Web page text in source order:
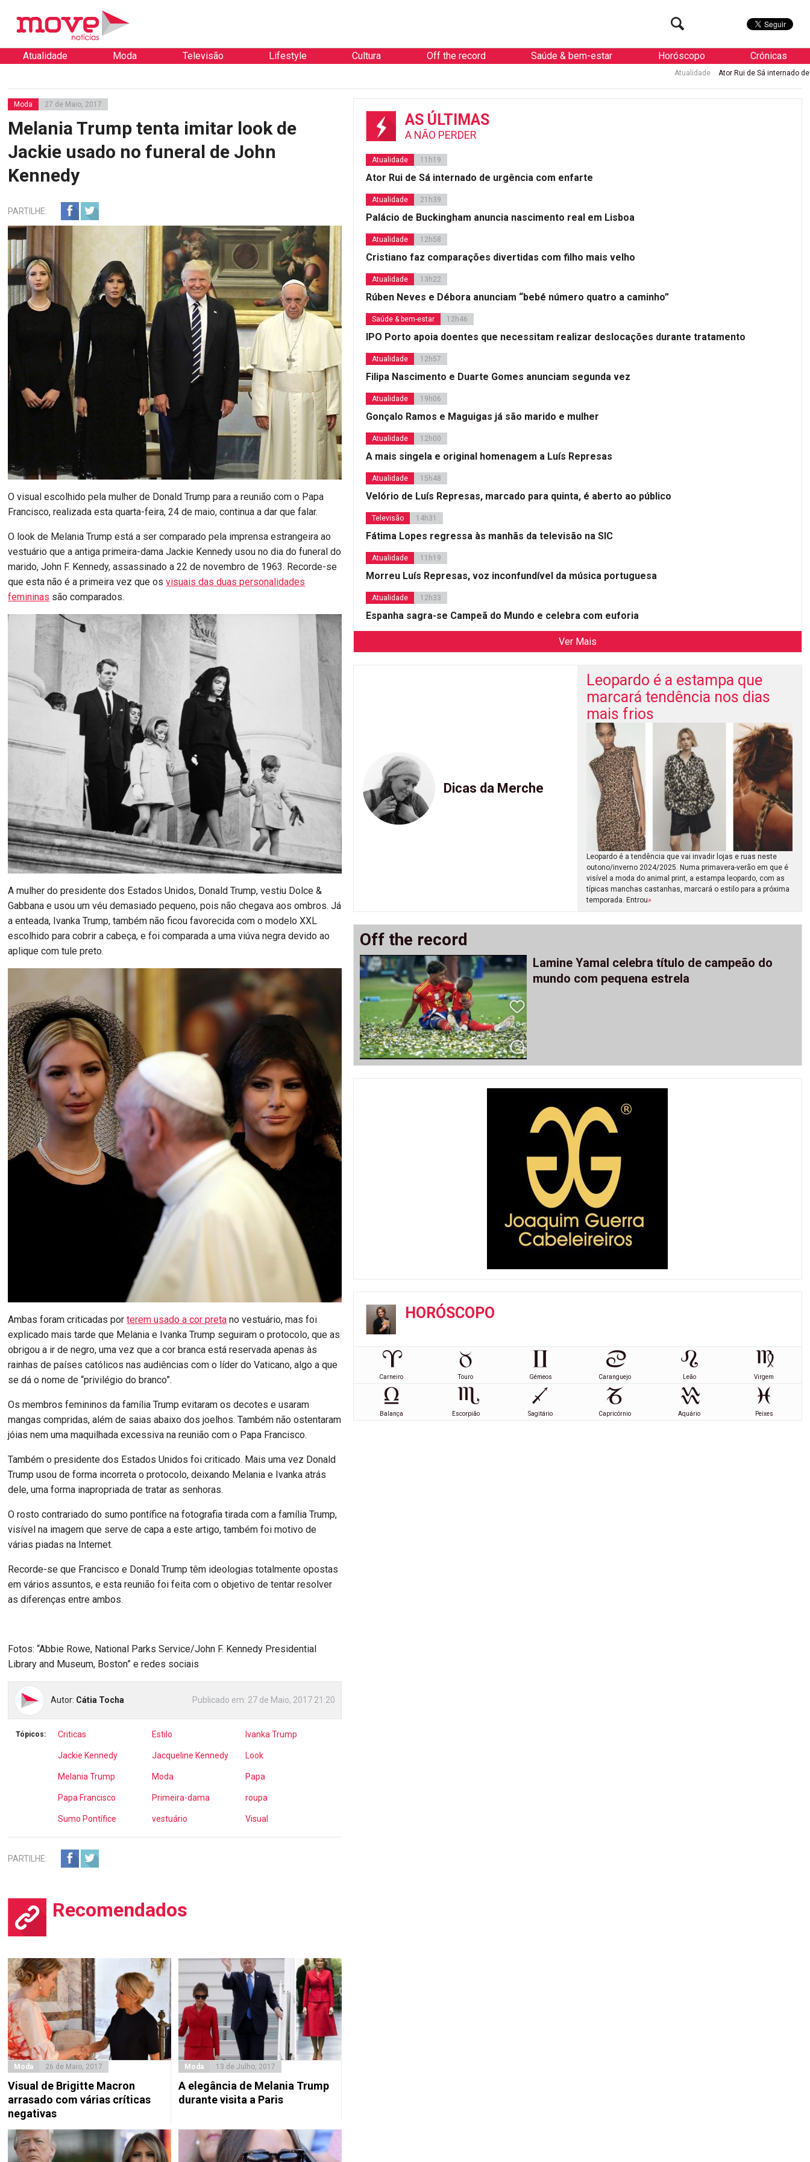
Atualidade Moda Televisão Lifestyle Cultura Off the record Saúde & bem-estar Horóscopo Crónicas
Ator Rui de Sá internado de urgência com
Moda 27 de Maio, 2017
Melania Trump tenta imitar look de
Jackie usado no funeral de John
Kennedy
PARTILHE:
O visual escolhido pela mulher de Donald Trump para a reunião com o Papa
Francisco, realizada esta quarta-feira, 24 de maio, continua a dar que falar.
O look de Melania Trump está a ser comparado pela imprensa estrangeira ao
vestuário que a antiga primeira-dama Jackie Kennedy usou no dia do funeral do
marido, John F. Kennedy, assassinado a 22 de novembro de 1963. Recorde-se
que esta não é a primeira vez que osvisuais das duas personalidades
femininas são comparados.
A mulher do presidente dos Estados Unidos, Donald Trump, vestiu Dolce &
Gabbana e usou um véu demasiado pequeno, pois não chegava aos ombros. Já
a enteada, Ivanka Trump, também não ficou favorecida com o modelo XXL
escolhido para cobrir a cabeça, e foi comparada a uma viúva negra devido ao
aplique com tule preto.
Ambas foram criticadas porterem usado a cor preta no vestuário, mas foi
explicado mais tarde que Melania e Ivanka Trump seguiram o protocolo, que as
obrigou a ir de negro, uma vez que a cor branca está reservada apenas às
rainhas de países católicos nas audiências com o líder do Vaticano, algo a que
se dá o nome de “privilégio do branco”.
Os membros femininos da família Trump evitaram os decotes e usaram
mangas compridas, além de saias abaixo dos joelhos. Também não ostentaram
jóias nem uma maquilhada excessiva na reunião com o Papa Francisco.
Também o presidente dos Estados Unidos foi criticado. Mais uma vez Donald
Trump usou de forma incorreta o protocolo, deixando Melania e Ivanka atrás
dele, uma forma inapropriada de tratar as senhoras.
O rosto contrariado do sumo pontífice na fotografia tirada com a família Trump,
visível na imagem que serve de capa a este artigo, também foi motivo de
várias piadas na Internet.
Recorde-se que Francisco e Donald Trump têm ideologias totalmente opostas
em vários assuntos, e esta reunião foi feita com o objetivo de tentar resolver
as diferenças entre ambos.
Fotos: “Abbie Rowe, National Parks Service/John F. Kennedy Presidential
Library and Museum, Boston” e redes sociais
Autor: Cátia Tocha Publicado em: 27 de Maio, 2017 21:20
Tópicos: Criticas Estilo Ivanka Trump
Jackie Kennedy Jacqueline Kennedy Look
Melania Trump Moda Papa
Papa Francisco Primeira-dama roupa
Sumo Pontífice vestuário Visual
PARTILHE:
Recomendados
Moda 26 de Maio, 2017
Visual de Brigitte Macron
arrasado com várias críticas
negativas
Moda 13 de Julho, 2017
A elegância de Melania Trump
durante visita a Paris
AS ÚLTIMAS
A NÃO PERDER
Atualidade 11h19
Ator Rui de Sá internado de urgência com enfarte
Atualidade 21h39
Palácio de Buckingham anuncia nascimento real em Lisboa
Atualidade 12h58
Cristiano faz comparações divertidas com filho mais velho
Atualidade 13h22
Rúben Neves e Débora anunciam “bebé número quatro a caminho”
Saúde & bem-estar 12h46
IPO Porto apoia doentes que necessitam realizar deslocações durante tratamento
Atualidade 12h57
Filipa Nascimento e Duarte Gomes anunciam segunda vez
Atualidade 19h06
Gonçalo Ramos e Maguigas já são marido e mulher
Atualidade 12h00
A mais singela e original homenagem a Luís Represas
Atualidade 15h48
Velório de Luís Represas, marcado para quinta, é aberto ao público
Televisão 14h31
Fátima Lopes regressa às manhãs da televisão na SIC
Atualidade 11h19
Morreu Luís Represas, voz inconfundível da música portuguesa
Atualidade 12h33
Espanha sagra-se Campeã do Mundo e celebra com euforia
Ver Mais
Dicas da Merche
Leopardo é a estampa que
marcará tendência nos dias
mais frios
Leopardo é a tendência que vai invadir lojas e ruas neste
outono/inverno 2024/2025. Numa primavera-verão em que é
visível a moda do animal print, a estampa leopardo, com as
típicas manchas castanhas, marcará o estilo para a próxima
temporada. Entrou»
Off the record
Lamine Yamal celebra título de campeão do
mundo com pequena estrela
HORÓSCOPO
Carneiro Touro Gémeos Caranguejo Leão Virgem
Balança Escorpião Sagitário Capricórnio Aquário Peixes